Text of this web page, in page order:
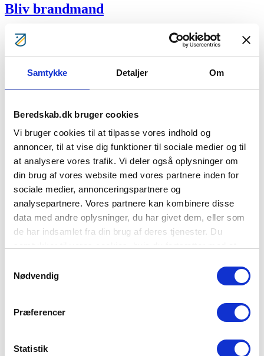
Samtykke Detaljer Om
Beredskab.dk bruger cookies
Vi bruger cookies til at tilpasse vores indhold og
annoncer, til at vise dig funktioner til sociale medier og til
at analysere vores trafik. Vi deler også oplysninger om
din brug af vores website med vores partnere inden for
sociale medier, annonceringspartnere og
analysepartnere. Vores partnere kan kombinere disse
data med andre oplysninger, du har givet dem, eller som
de har indsamlet fra din brug af deres tjenester. Du
Nødvendig
Præferencer
Statistik
Bliv brandmand
Bliv frivillig i redningsberedskabet
Bliv frivillig underviser i
BorgerBeredskabet
Bliv frivillig i Beredskabsstyrelsen
Bliv klogere – Gode råd til dig
Børn og unge - kom med i et